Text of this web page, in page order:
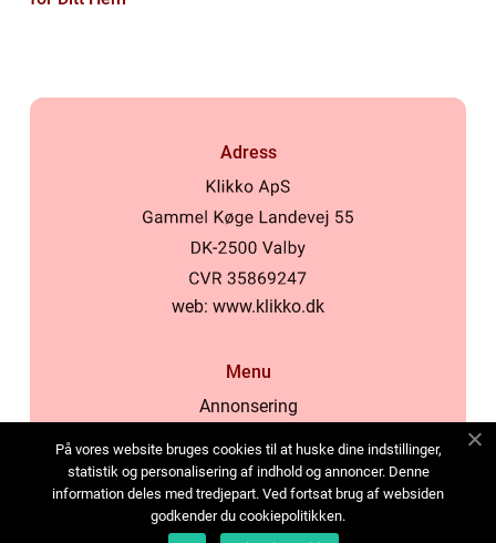
Adress
web: www.klikko.dk
Menu
Annonsering
Cookies
Kontakta oss
Sitemap
På vores website bruges cookies til at huske dine indstillinger,
statistik og personalisering af indhold og annoncer. Denne
information deles med tredjepart. Ved fortsat brug af websiden
godkender du cookiepolitikken.